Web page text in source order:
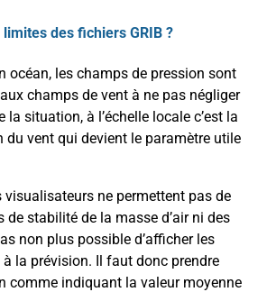
des fichiers GRIB ?
océan, les champs de pression sont
champs de vent à ne pas négliger
la situation, à l’échelle locale c’est la
du vent qui devient le paramètre utile
visualisateurs ne permettent pas de
de stabilité de la masse d’air ni des
non plus possible d’afficher les
la prévision. Il faut donc prendre
comme indiquant la valeur moyenne